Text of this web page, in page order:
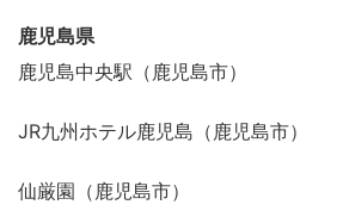
鹿児島県
鹿児島中央駅（鹿児島市）
JR九州ホテル鹿児島（鹿児島市）
仙厳園（鹿児島市）